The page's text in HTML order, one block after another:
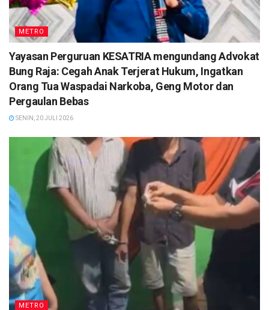
METRO
Yayasan Perguruan KESATRIA mengundang Advokat
Bung Raja: Cegah Anak Terjerat Hukum, Ingatkan
Orang Tua Waspadai Narkoba, Geng Motor dan
Pergaulan Bebas
SENIN, 20 JULI 2026
METRO